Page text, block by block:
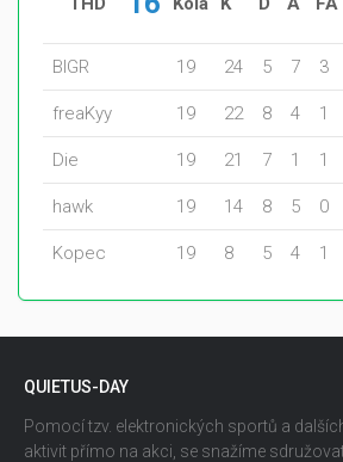
BIGR 19 24 5 7 3
freaKyy 19 22 8 4 1
Die 19 21 7 1 1
hawk 19 14 8 5 0
Kopec 19 8 5 4 1
QUIETUS-DAY
Pomocí tzv. elektronických sportů a
aktivit přímo na akci, se snažíme